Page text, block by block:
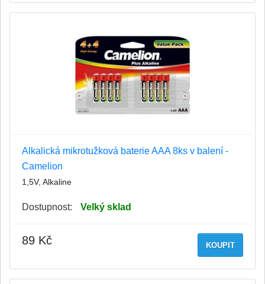
Alkalická mikrotužková baterie AAA 8ks v balení -
Camelion
1,5V, Alkaline
Dostupnost: Velký sklad
KOUPIT
89 Kč